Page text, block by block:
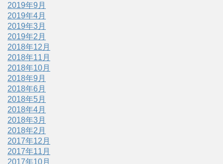
2019年9月
2019年4月
2019年3月
2019年2月
2018年12月
2018年11月
2018年10月
2018年9月
2018年6月
2018年5月
2018年4月
2018年3月
2018年2月
2017年12月
2017年11月
2017年10月